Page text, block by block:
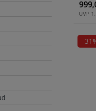
UVP
-